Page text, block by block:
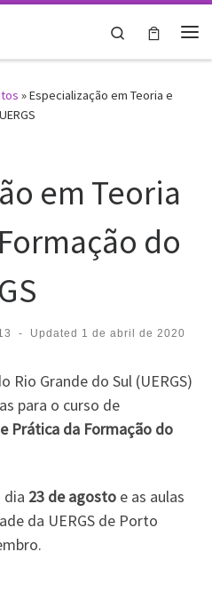
Search
»Especialização em Teoria e
em Teoria
do
- Updated 1 de abril de 2020
Rio Grande do Sul (UERGS)
para o curso de
Prática da Formação do
dia 23 de agosto e as aulas
da UERGS de Porto